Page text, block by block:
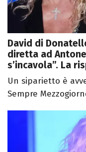
David di
diretta ad
s’incavola”. La
Un siparietto è
Sempre